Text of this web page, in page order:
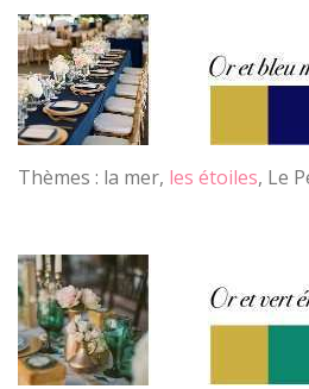
Thèmes : la mer, les étoiles, Le